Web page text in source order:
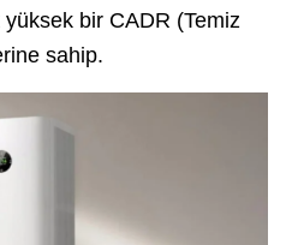
bir CADR (Temiz
sahip.